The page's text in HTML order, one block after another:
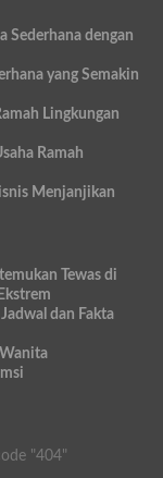
Sederhana dengan
yang Semakin
Lingkungan
Ramah
Menjanjikan
Tewas di
dan Fakta
"404"